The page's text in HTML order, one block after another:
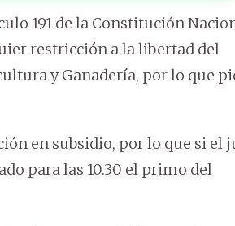
191 de la Constitución
restricción a la libertad del
y Ganadería, por lo que
en subsidio, por lo que si el
para las 10.30 el primo del